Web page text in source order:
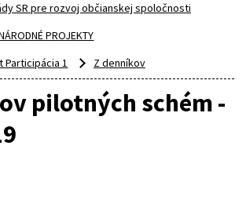
SR pre rozvoj občianskej spoločnosti
PROJEKTY
Participácia 1
Z denníkov
pilotných schém -